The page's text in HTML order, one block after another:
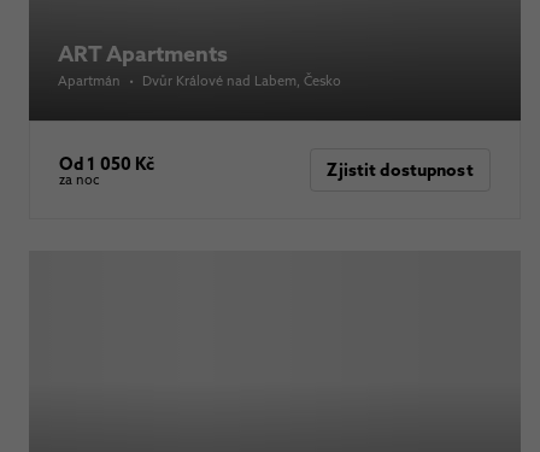
ART Apartments
Apartmán • Dvůr Králové nad Labem , Česko
Od 1 050 Kč
za noc Zjistit dostupnost